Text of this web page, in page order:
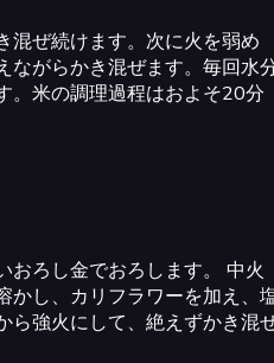
混ぜ続けます。次に火を弱め
ながらかき混ぜます。毎回水
。米の調理過程はおよそ20分
おろし金でおろします。 中火
かし、カリフラワーを加え、
ら強火にして、絶えずかき混